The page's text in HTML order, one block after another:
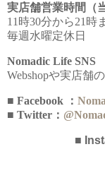
実店舗営業時間（
11時30分から21時
毎週水曜定休日
Nomadic Life SNS
Webshopや実店舗
■ Facebook ：
■ Twitter：
■